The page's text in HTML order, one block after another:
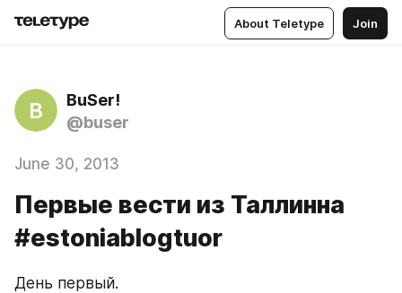
About Teletype Join
B
BuSer!
@buser
June 30, 2013
Первые вести из Таллинна
#estoniablogtuor
День первый.